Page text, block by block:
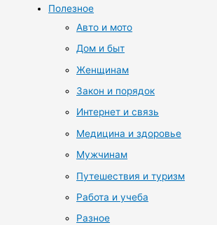
Полезное
Авто и мото
Дом и быт
Женщинам
Закон и порядок
Интернет и связь
Медицина и здоровье
Мужчинам
Путешествия и туризм
Работа и учеба
Разное